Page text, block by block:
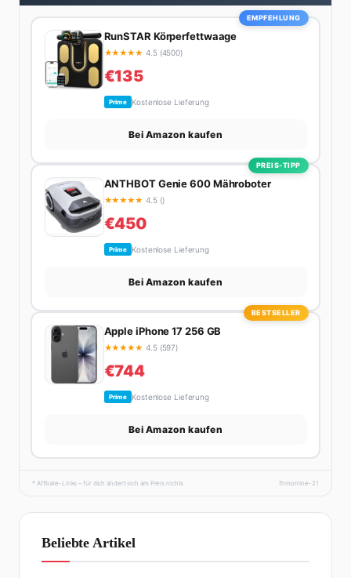
EMPFEHLUNG
RunSTAR Körperfettwaage
★★★★★ 4.5 (4500)
€135
Prime Kostenlose Lieferung
Bei Amazon kaufen
PREIS-TIPP
ANTHBOT Genie 600 Mähroboter
★★★★★ 4.5 ()
€450
Prime Kostenlose Lieferung
Bei Amazon kaufen
BESTSELLER
Apple iPhone 17 256 GB
★★★★★ 4.5 (597)
€744
Prime Kostenlose Lieferung
Bei Amazon kaufen
* Affiliate-Links – für dich ändert sich am Preis nichts. fhmonline-21
Beliebte Artikel